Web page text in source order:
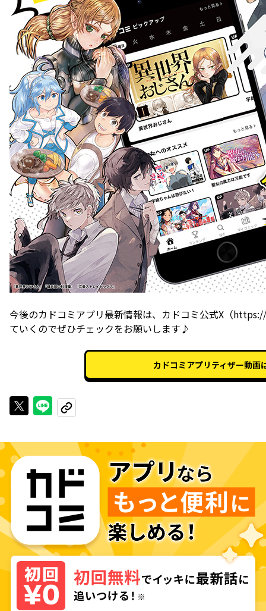
今後のカドコミアプリ最新情報は、カドコミ公式X（
ていくのでぜひチェックをお願いします♪
カドコミアプリティザー動画
Xで投稿するLINEでシェアする
URLをコピーする